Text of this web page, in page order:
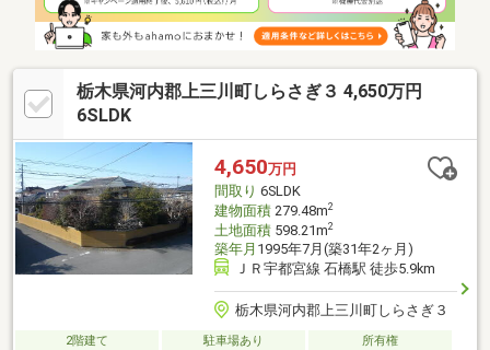
栃木県河内郡上三川町しらさぎ３ 4,650万円
6SLDK
4,650万円
間取り 6SLDK
建物面積279.48m2
土地面積598.21m2
築年月 1995年7月(築31年2ヶ月)
ＪＲ宇都宮線 石橋駅 徒歩5.9km
栃木県河内郡上三川町しらさぎ３
2階建て 駐車場あり 所有権